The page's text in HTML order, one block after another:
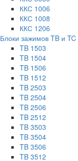
ККС 1006
ККС 1008
ККС 1206
Блоки зажимов TB и TC
TB 1503
TB 1504
TB 1506
TB 1512
TB 2503
TB 2504
TB 2506
TB 2512
TB 3503
TB 3504
TB 3506
TB 3512